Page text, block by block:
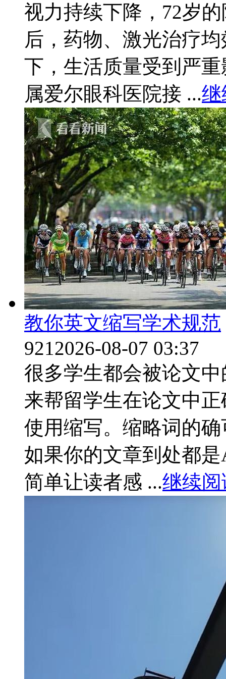
视力持续下降，72岁
后，药物、激光治疗
下，生活质量受到严
属爱尔眼科医院接 ...继
教你英文缩写学术规范
9212026-08-07 03:37
很多学生都会被论文
来帮留学生在论文中
使用缩写。缩略词的
如果你的文章到处都
简单让读者感 ...继续阅